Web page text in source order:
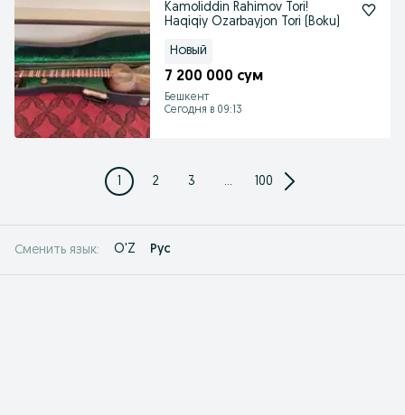
Kamoliddin Rahimov Tori!
Haqiqiy Ozarbayjon Tori (Boku)
Новый
7 200 000 сум
Бешкент
Сегодня в 09:13
1 2 3 ... 100
Сменить язык: O'Z Рус